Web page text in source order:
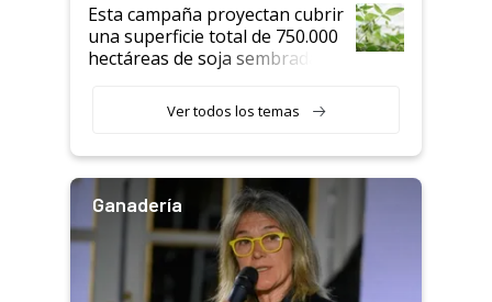
Esta campaña proyectan cubrir
una superficie total de 750.000
hectáreas de soja sembradas
variedades que marcan un
salto tecnológico en genética y
Ver todos los temas
Ganadería